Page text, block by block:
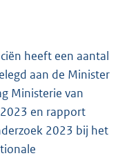
heeft een aantal
aan de Minister
Ministerie van
en rapport
2023 bij het